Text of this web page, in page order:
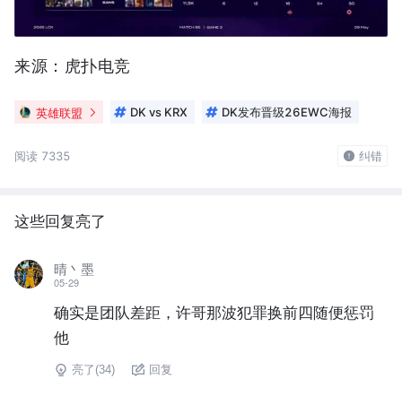
来源：虎扑电竞
英雄联盟 DK vs KRX DK发布晋级26EWC海报
阅读 7335 纠错
这些回复亮了
晴丶墨
05-29
确实是团队差距，许哥那波犯罪换前四随便惩罚
他
亮了(34) 回复